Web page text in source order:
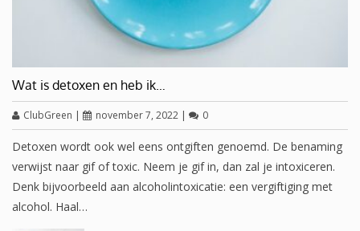
Wat is detoxen en heb ik…
ClubGreen | november 7, 2022 | 0
Detoxen wordt ook wel eens ontgiften genoemd. De benaming
verwijst naar gif of toxic. Neem je gif in, dan zal je intoxiceren.
Denk bijvoorbeeld aan alcoholintoxicatie: een vergiftiging met
alcohol. Haal…